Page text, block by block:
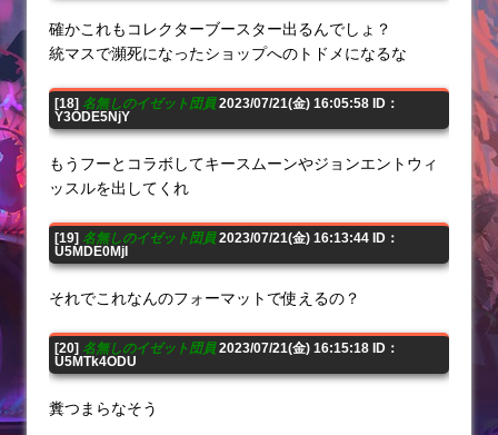
確かこれもコレクターブースター出るんでしょ？
統マスで瀕死になったショップへのトドメになるな
[18] 名無しのイゼット団員2023/07/21(金) 16:05:58 ID：
Y3ODE5NjY
もうフーとコラボしてキースムーンやジョンエントウィ
ッスルを出してくれ
[19] 名無しのイゼット団員2023/07/21(金) 16:13:44 ID：
U5MDE0MjI
それでこれなんのフォーマットで使えるの？
[20] 名無しのイゼット団員2023/07/21(金) 16:15:18 ID：
U5MTk4ODU
糞つまらなそう